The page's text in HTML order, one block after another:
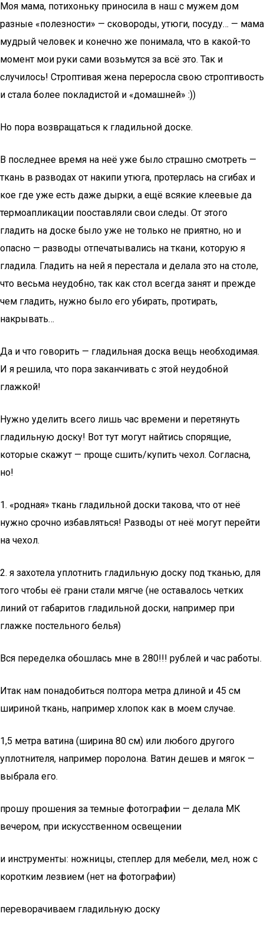
Моя мама, потихоньку приносила в наш с мужем дом
разные «полезности» — сковороды, утюги, посуду… — мама
мудрый человек и конечно же понимала, что в какой-то
момент мои руки сами возьмутся за всё это. Так и
случилось! Строптивая жена переросла свою строптивость
и стала более покладистой и «домашней» :))
Но пора возвращаться к гладильной доске.
В последнее время на неё уже было страшно смотреть —
ткань в разводах от накипи утюга, протерлась на сгибах и
кое где уже есть даже дырки, а ещё всякие клеевые да
термоапликации пооставляли свои следы. От этого
гладить на доске было уже не только не приятно, но и
опасно — разводы отпечатывались на ткани, которую я
гладила. Гладить на ней я перестала и делала это на столе,
что весьма неудобно, так как стол всегда занят и прежде
чем гладить, нужно было его убирать, протирать,
накрывать…
Да и что говорить — гладильная доска вещь необходимая.
И я решила, что пора заканчивать с этой неудобной
глажкой!
Нужно уделить всего лишь час времени и перетянуть
гладильную доску! Вот тут могут найтись спорящие,
которые скажут — проще сшить/купить чехол. Согласна,
но!
1. «родная» ткань гладильной доски такова, что от неё
нужно срочно избавляться! Разводы от неё могут перейти
на чехол.
2. я захотела уплотнить гладильную доску под тканью, для
того чтобы её грани стали мягче (не оставалось четких
линий от габаритов гладильной доски, например при
глажке постельного белья)
Вся переделка обошлась мне в 280!!! рублей и час работы.
Итак нам понадобиться полтора метра длиной и 45 см
шириной ткань, например хлопок как в моем случае.
1,5 метра ватина (ширина 80 см) или любого другого
уплотнителя, например поролона. Ватин дешев и мягок —
выбрала его.
прошу прошения за темные фотографии — делала МК
вечером, при искусственном освещении
и инструменты: ножницы, степлер для мебели, мел, нож с
коротким лезвием (нет на фотографии)
переворачиваем гладильную доску